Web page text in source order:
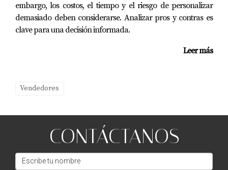
embargo, los costos, el tiempo y el riesgo de personalizar
demasiado deben considerarse. Analizar pros y contras es
clave para una decisión informada.
Leer más
Vendedores
CONTÁCTANOS